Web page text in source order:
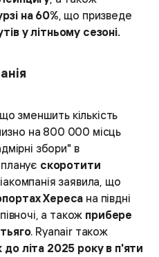
на 60%, що призведе
у літньому сезоні.
зменшить кількість
на 800 000 місць
збори" в
скоротити
заявила, що
Хереса на півдні
а також прибере
. Ryanair також
літа 2025 року в п'яти